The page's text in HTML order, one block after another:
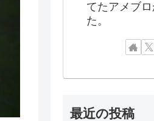
てたアメブ
た。
最近の投稿